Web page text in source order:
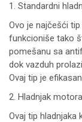
1. Standardni
Ovo je najčešći
funkcioniše tako
pomešanu sa
dok vazduh
Ovaj tip je
2. Hladnjak
Ovaj tip hladnjaka